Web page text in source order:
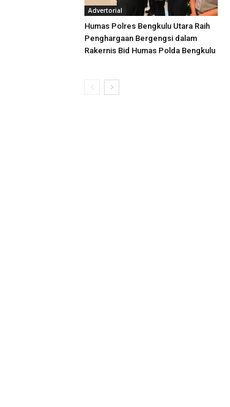
Advertorial
Humas Polres Bengkulu Utara Raih
Penghargaan Bergengsi dalam
Rakernis Bid Humas Polda Bengkulu